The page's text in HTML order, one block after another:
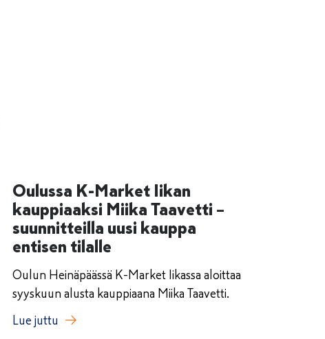
Oulussa K-Market Iikan
kauppiaaksi Miika Taavetti –
suunnitteilla uusi kauppa
entisen tilalle
Oulun Heinäpäässä K-Market Iikassa aloittaa
syyskuun alusta kauppiaana Miika Taavetti.
Lue juttu